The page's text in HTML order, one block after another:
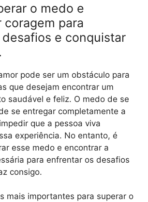
o medo e
coragem para
e conquistar
pode ser um obstáculo para
que desejam encontrar um
saudável e feliz. O medo de se
se entregar completamente a
que a pessoa viva
experiência. No entanto, é
esse medo e encontrar a
para enfrentar os desafios
consigo.
mais importantes para superar o